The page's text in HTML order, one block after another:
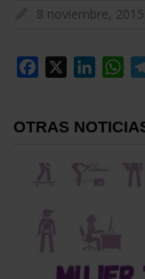
8 noviembre, 2015
Facebook
OTRAS